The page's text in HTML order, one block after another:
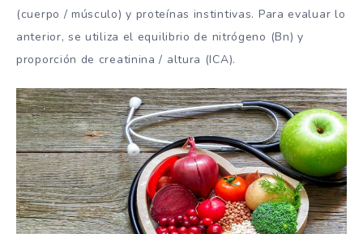
(cuerpo / músculo) y proteínas instintivas. Para evaluar lo
anterior, se utiliza el equilibrio de nitrógeno (Bn) y
proporción de creatinina / altura (ICA).